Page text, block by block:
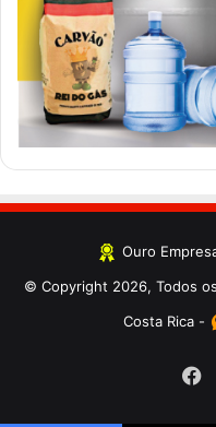
Ouro
© Copyright 2026, Todos
Costa Rica -